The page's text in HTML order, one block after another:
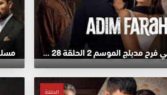
مسلسل اسمي فرح مدبلج الموسم 2 الحلقة 28 HD
الحلقة